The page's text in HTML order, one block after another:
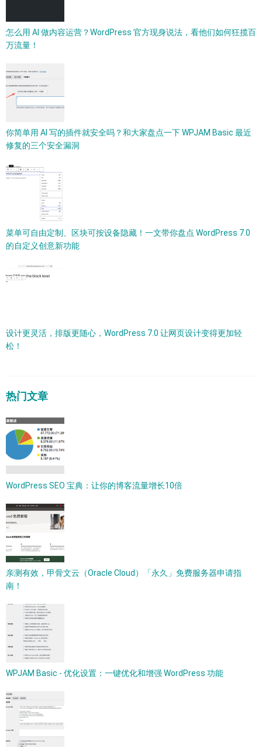
怎么用 AI 做内容运营？WordPress 官方现身说法，看他们如何狂揽百
万流量！
你简单用 AI 写的插件就安全吗？和大家盘点一下 WPJAM Basic 最近
修复的三个安全漏洞
菜单可自由定制、区块可按设备隐藏！一文带你盘点 WordPress 7.0
的自定义创意新功能
设计更灵活，排版更随心，WordPress 7.0 让网页设计变得更加轻
松！
热门文章
WordPress SEO 宝典：让你的博客流量增长10倍
亲测有效，甲骨文云（Oracle Cloud）「永久」免费服务器申请指
南！
WPJAM Basic - 优化设置：一键优化和增强 WordPress 功能